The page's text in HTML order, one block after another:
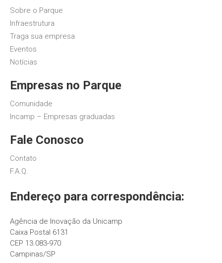
Sobre o Parque
Infraestrutura
Traga sua empresa
Eventos
Notícias
Empresas no Parque
Comunidade
Incamp – Empresas graduadas
Fale Conosco
Contato
F.A.Q.
Endereço para correspondência:
Agência de Inovação da Unicamp
Caixa Postal 6131
CEP 13.083-970
Campinas/SP